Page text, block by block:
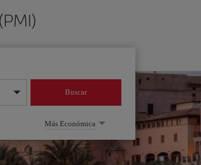
Buscar
Más Económica